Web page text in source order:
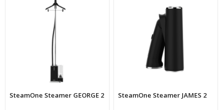
SteamOne Steamer GEORGE 2 SteamOne Steamer JAMES 2